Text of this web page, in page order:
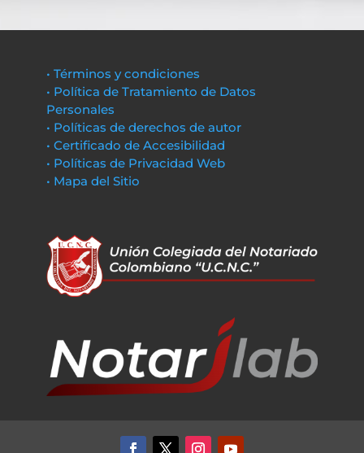
• Términos y condiciones
• Política de Tratamiento de Datos
Personales
• Políticas de derechos de autor
• Certificado de Accesibilidad
• Políticas de Privacidad Web
• Mapa del Sitio